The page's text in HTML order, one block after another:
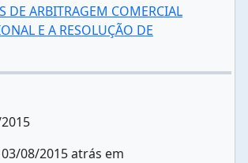
DE ARBITRAGEM COMERCIAL
E A RESOLUÇÃO DE
08/2015 atrás em